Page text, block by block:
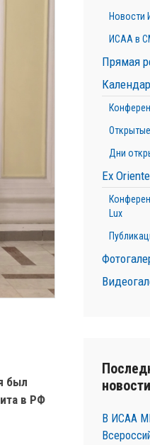
был
в РФ
Новости
ИСАА в
Прямая
Дни
Ex
Lux
В ИСАА